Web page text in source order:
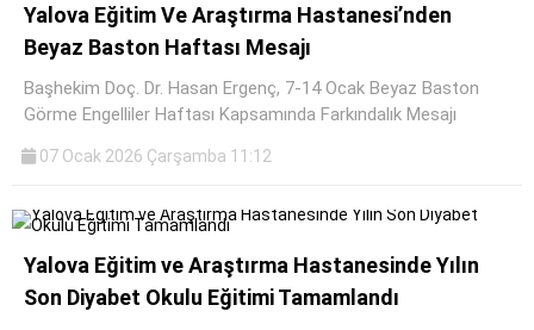
Yalova Eğitim Ve Araştırma Hastanesi’nden
Beyaz Baston Haftası Mesajı
Başhekim Doç. Dr. Hasan Ergenç, 7-14 Ocak Beyaz Baston
Görme Engelliler Haftası Kapsamında Farkındalık Mesajı
07 Ocak 2026 Çarşamba 11:12
Yalova Eğitim ve Araştırma Hastanesinde Yılın
Son Diyabet Okulu Eğitimi Tamamlandı